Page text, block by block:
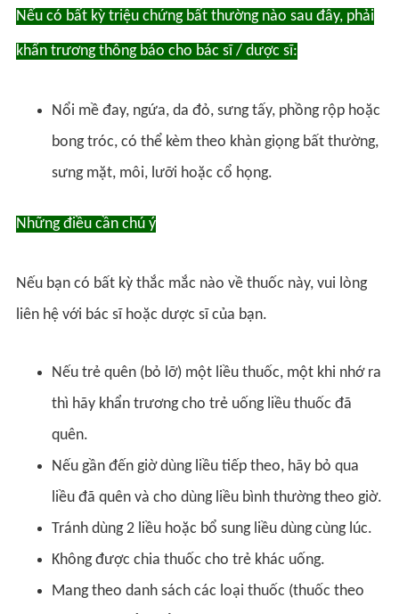
Nếu có bất kỳ triệu chứng bất thường nào sau đây, phải
khẩn trương thông báo cho bác sĩ / dược sĩ:
Nổi mề đay, ngứa, da đỏ, sưng tấy, phồng rộp hoặc
bong tróc, có thể kèm theo khàn giọng bất thường,
sưng mặt, môi, lưỡi hoặc cổ họng.
Những điều cần chú ý
Nếu bạn có bất kỳ thắc mắc nào về thuốc này, vui lòng
liên hệ với bác sĩ hoặc dược sĩ của bạn.
Nếu trẻ quên (bỏ lỡ) một liều thuốc, một khi nhớ ra
thì hãy khẩn trương cho trẻ uống liều thuốc đã
quên.
Nếu gần đến giờ dùng liều tiếp theo, hãy bỏ qua
liều đã quên và cho dùng liều bình thường theo giờ.
Tránh dùng 2 liều hoặc bổ sung liều dùng cùng lúc.
Không được chia thuốc cho trẻ khác uống.
Mang theo danh sách các loại thuốc (thuốc theo